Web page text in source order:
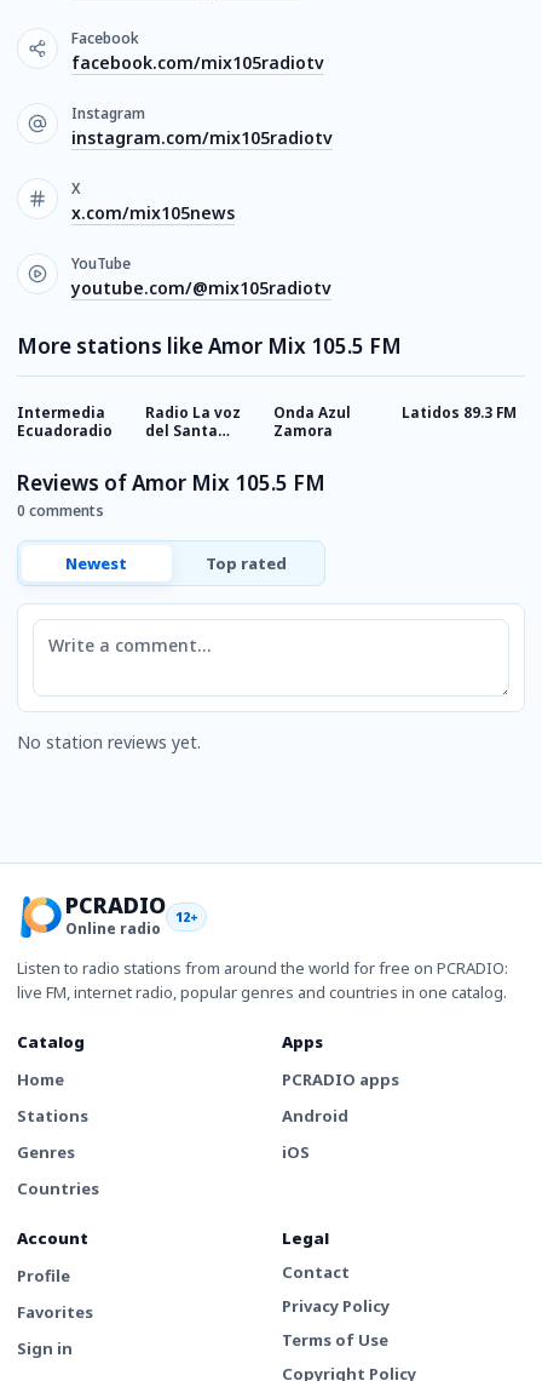
Facebook
facebook.com/mix105radiotv
Instagram
instagram.com/mix105radiotv
X
x.com/mix105news
YouTube
youtube.com/@mix105radiotv
More stations like Amor Mix 105.5 FM
Intermedia
Ecuadoradio
Radio La voz
del Santa
Onda Azul
Zamora
Latidos 89.3 FM
Reviews of Amor Mix 105.5 FM
0 comments
Newest Top rated
Comment
No station reviews yet.
PCRADIO
Online radio
12+
Listen to radio stations from around the world for free on PCRADIO:
live FM, internet radio, popular genres and countries in one catalog.
Catalog
Home
Stations
Genres
Countries
Apps
PCRADIO apps
Android
iOS
Account
Profile
Favorites
Sign in
Legal
Contact
Privacy Policy
Terms of Use
Copyright Policy